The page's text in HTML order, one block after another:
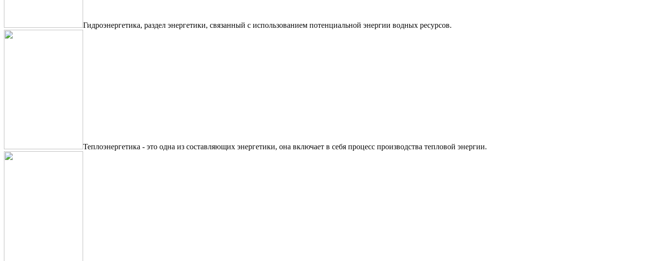
Гидроэнергетика, раздел энергетики, связанный с использованием потенциальной энергии водных ресурсов.
Теплоэнергетика - это одна из составляющих энергетики, она включает в себя процесс производства тепловой энергии.